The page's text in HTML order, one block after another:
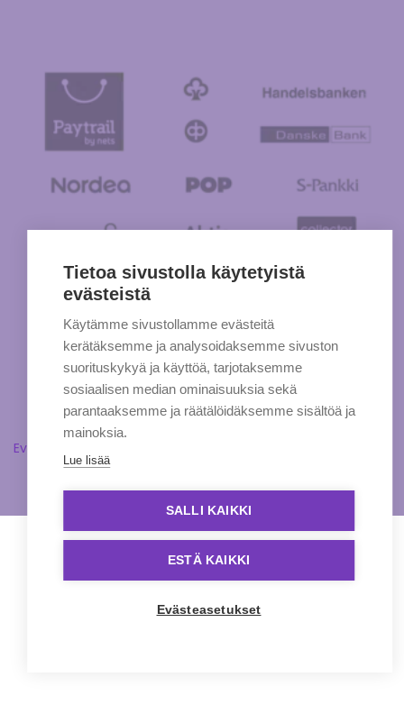
Evästeasetukset
Tietoa sivustolla käytetyistä
evästeistä
Käytämme sivustollamme evästeitä
kerätäksemme ja analysoidaksemme sivuston
suorituskykyä ja käyttöä, tarjotaksemme
sosiaalisen median ominaisuuksia sekä
parantaaksemme ja räätälöidäksemme sisältöä ja
mainoksia.
Lue lisää
SALLI KAIKKI
ESTÄ KAIKKI
Evästeasetukset